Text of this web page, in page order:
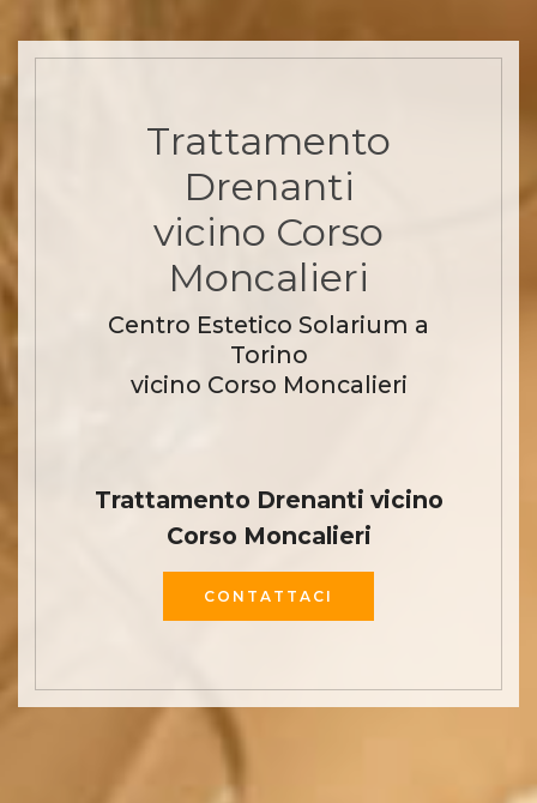
Trattamento
Drenanti
vicino Corso
Moncalieri
Centro Estetico Solarium a
Torino
vicino Corso Moncalieri
Trattamento Drenanti vicino
Corso Moncalieri
CONTATTACI